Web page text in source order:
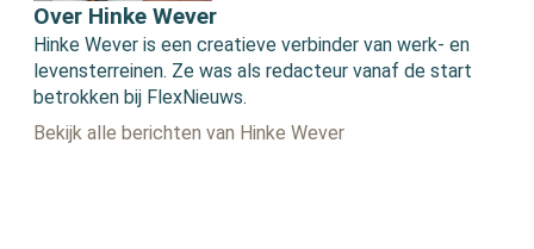
Over Hinke Wever
Hinke Wever is een creatieve verbinder van werk- en
levensterreinen. Ze was als redacteur vanaf de start
betrokken bij FlexNieuws.
Bekijk alle berichten van Hinke Wever